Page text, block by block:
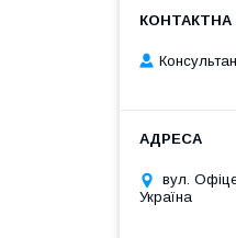
вул.
Україна